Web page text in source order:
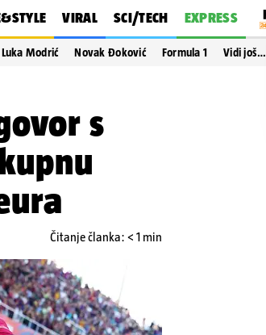
VIRAL SCI/TECH EXPRESS
Luka Modrić Novak Đoković Formula 1 Vidi još…
s
Čitanje članka: < 1 min